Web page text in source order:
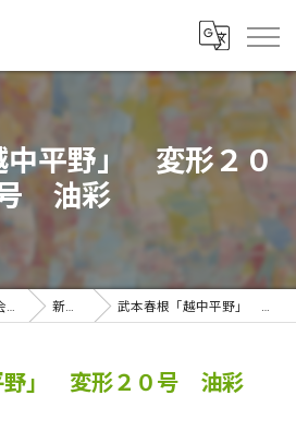
中平野」 変形２０
油彩
美術品の買取なら株式会社アートフラール 新着情報 武本春根「越中平野」 変形２０号 油彩
野」 変形２０号 油彩